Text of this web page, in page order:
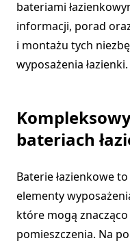
bateriami
informacji, porad
i montażu tych
wyposażenia łazienki.
bateriach
Baterie łazienkowe
elementy
które mogą znacząco
pomieszczenia. Na